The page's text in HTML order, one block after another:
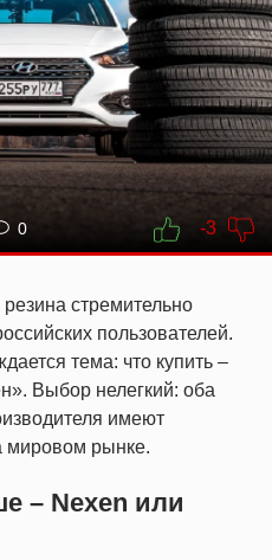
0 -3
стремительно
пользователей.
тема: что купить –
Выбор нелегкий: оба
имеют
мировом рынке.
– Nexen или